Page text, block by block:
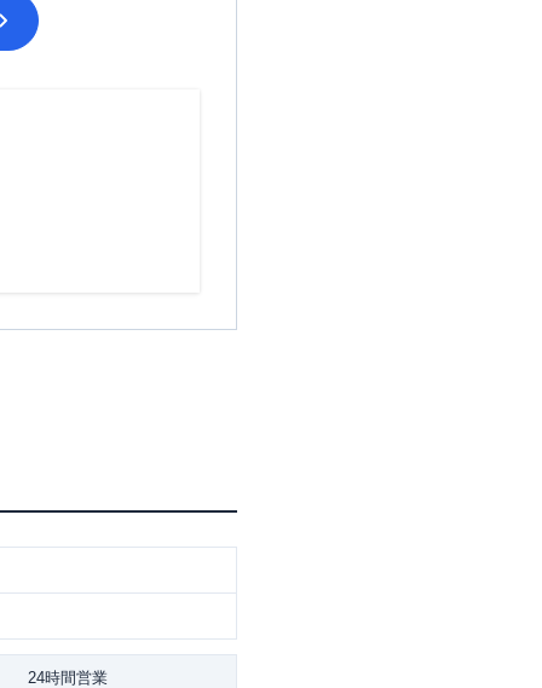
24時間営業